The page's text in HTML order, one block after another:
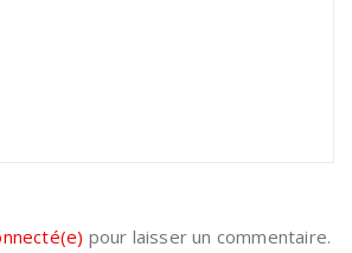
pour laisser un commentaire.